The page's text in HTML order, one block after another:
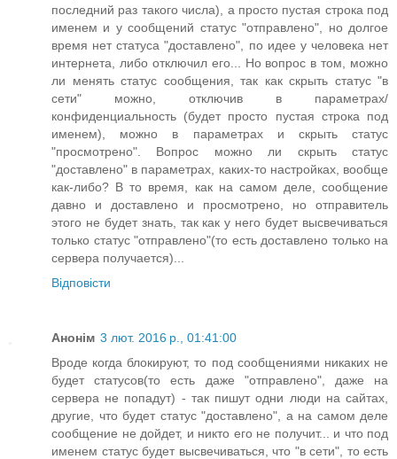
последний раз такого числа), а просто пустая строка под
именем и у сообщений статус "отправлено", но долгое
время нет статуса "доставлено", по идее у человека нет
интернета, либо отключил его... Но вопрос в том, можно
ли менять статус сообщения, так как скрыть статус "в
сети" можно, отключив в параметрах/
конфиденциальность (будет просто пустая строка под
именем), можно в параметрах и скрыть статус
"просмотрено". Вопрос можно ли скрыть статус
"доставлено" в параметрах, каких-то настройках, вообще
как-либо? В то время, как на самом деле, сообщение
давно и доставлено и просмотрено, но отправитель
этого не будет знать, так как у него будет высвечиваться
только статус "отправлено"(то есть доставлено только на
сервера получается)...
Відповісти
Анонім 3 лют. 2016 р., 01:41:00
Вроде когда блокируют, то под сообщениями никаких не
будет статусов(то есть даже "отправлено", даже на
сервера не попадут) - так пишут одни люди на сайтах,
другие, что будет статус "доставлено", а на самом деле
сообщение не дойдет, и никто его не получит... и что под
именем статус будет высвечиваться, что "в сети", то есть